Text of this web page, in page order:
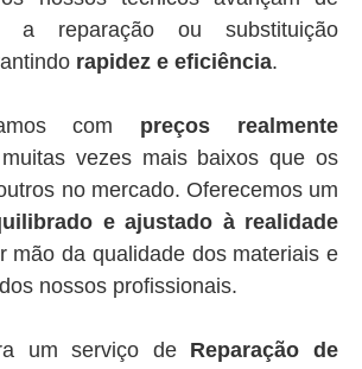
a reparação ou substituição
rapidez e eficiência.
com preços realmente
vezes mais baixos que os
no mercado. Oferecemos um
e ajustado à realidade
mão da qualidade dos materiais e
nossos profissionais.
um serviço de Reparação de